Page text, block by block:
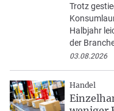
Trotz
Halbjahr
der
03.08.2026
Handel